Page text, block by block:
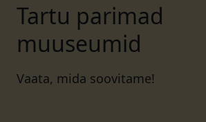
Tartu parimad
muuseumid
Vaata, mida soovitame!